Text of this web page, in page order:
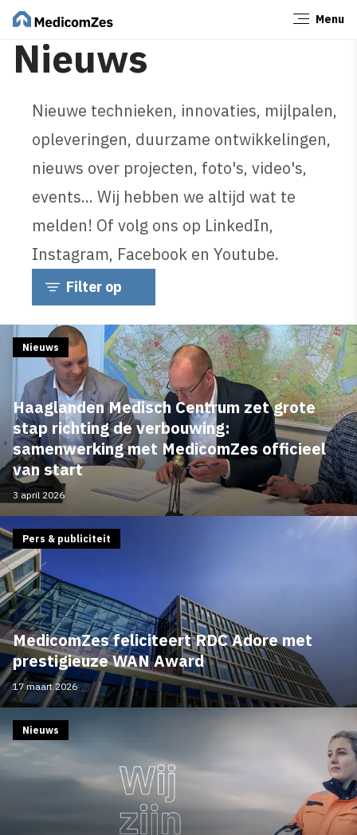
Menu
Nieuws
Nieuwe technieken, innovaties, mijlpalen,
opleveringen, duurzame ontwikkelingen,
nieuws over projecten, foto's, video's,
events... Wij hebben we altijd wat te
melden! Of volg ons op LinkedIn,
Instagram, Facebook en Youtube.
Filter op
Haaglanden Medisch Centrum zet grote
stap richting de verbouwing:
samenwerking met MedicomZes officieel
van start
Nieuws
3 april 2026
MedicomZes feliciteert RDC Adore met
prestigieuze WAN Award
Pers & publiciteit
17 maart 2026
Nieuws
Sluiten